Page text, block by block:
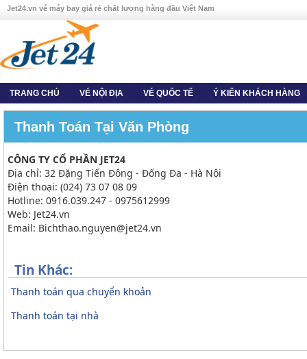
Jet24.vn vé máy bay giá rẻ chất lượng hàng đầu Việt Nam
TRANG CHỦ VÉ NỘI ĐỊA VÉ QUỐC TẾ Ý KIẾN KHÁCH HÀNG
Thanh Toán Tại Văn Phòng
CÔNG TY CỔ PHẦN JET24
Địa chỉ: 32 Đặng Tiến Đông - Đống Đa - Hà Nội
Điện thoại: (024) 73 07 08 09
Hotline: 0916.039.247 - 0975612999
Web: Jet24.vn
Email: Bichthao.nguyen@jet24.vn
Tin Khác:
Thanh toán qua chuyển khoản
Thanh toán tại nhà